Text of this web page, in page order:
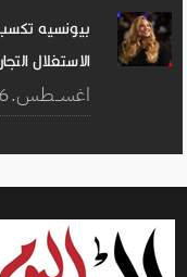
الاستغلال
10 اغســطس.2026 - 15:59